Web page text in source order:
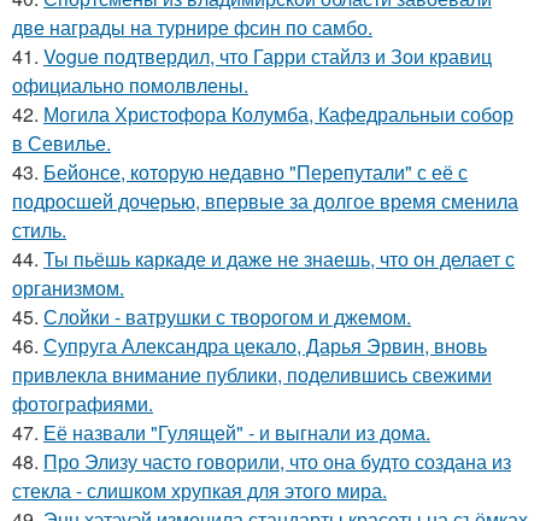
две награды на турнире фсин по самбо.
41. Vogue подтвердил, что Гарри стайлз и Зои кравиц
официально помолвлены.
42. Могила Христофора Колумба, Кафедральныи собор
в Севилье.
43. Бейонсе, которую недавно "Перепутали" с её с
подросшей дочерью, впервые за долгое время сменила
стиль.
44. Ты пьёшь каркаде и даже не знаешь, что он делает с
организмом.
45. Слойки - ватрушки с творогом и джемом.
46. Супруга Александра цекало, Дарья Эрвин, вновь
привлекла внимание публики, поделившись свежими
фотографиями.
47. Её назвали "Гулящей" - и выгнали из дома.
48. Про Элизу часто говорили, что она будто создана из
стекла - слишком хрупкая для этого мира.